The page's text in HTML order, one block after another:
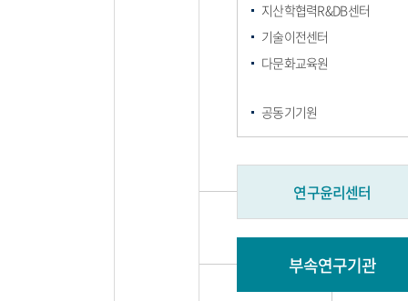
지산학협력R&DB센터
기술이전센터
다문화교육원
공동기기원
연구윤리센터
부속연구기관